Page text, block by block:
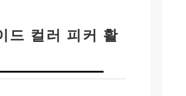
드 컬러 피커 활